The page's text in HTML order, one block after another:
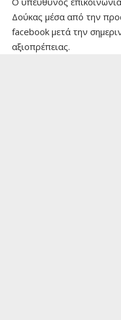
Δούκας μέσα από την
facebook μετά την
αξιοπρέπειας.